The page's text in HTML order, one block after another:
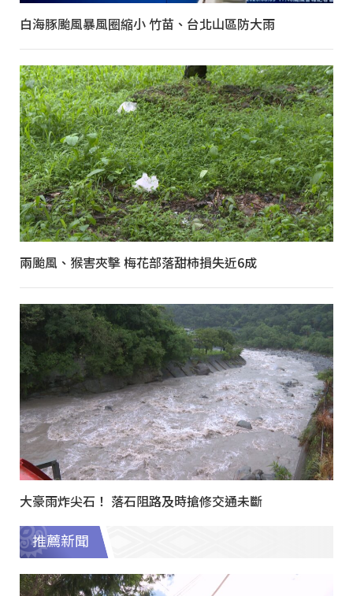
白海豚颱風暴風圈縮小 竹苗、台北山區防大雨
兩颱風、猴害夾擊 梅花部落甜柿損失近6成
大豪雨炸尖石！ 落石阻路及時搶修交通未斷
推薦新聞